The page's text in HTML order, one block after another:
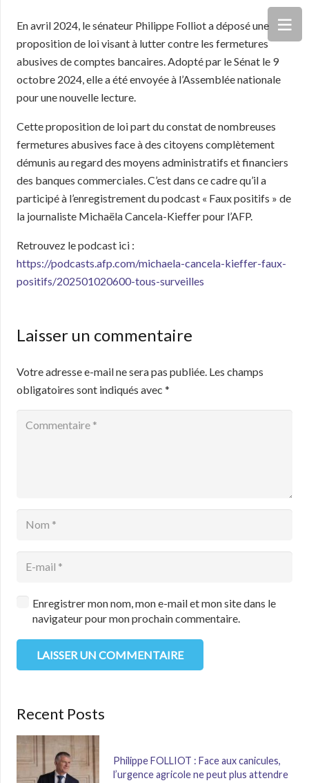
En avril 2024, le sénateur Philippe Folliot a déposé une
proposition de loi visant à lutter contre les fermetures
abusives de comptes bancaires. Adopté par le Sénat le 9
octobre 2024, elle a été envoyée à l’Assemblée nationale
pour une nouvelle lecture.
Cette proposition de loi part du constat de nombreuses
fermetures abusives face à des citoyens complètement
démunis au regard des moyens administratifs et financiers
des banques commerciales. C’est dans ce cadre qu’il a
participé à l’enregistrement du podcast « Faux positifs » de
la journaliste Michaëla Cancela-Kieffer pour l’AFP.
Retrouvez le podcast ici :
https://podcasts.afp.com/michaela-cancela-kieffer-faux-
positifs/202501020600-tous-surveilles
Laisser un commentaire
Votre adresse e-mail ne sera pas publiée. Les champs
obligatoires sont indiqués avec *
Enregistrer mon nom, mon e-mail et mon site dans le
navigateur pour mon prochain commentaire.
LAISSER UN COMMENTAIRE
Recent Posts
Philippe FOLLIOT : Face aux canicules,
l’urgence agricole ne peut plus attendre